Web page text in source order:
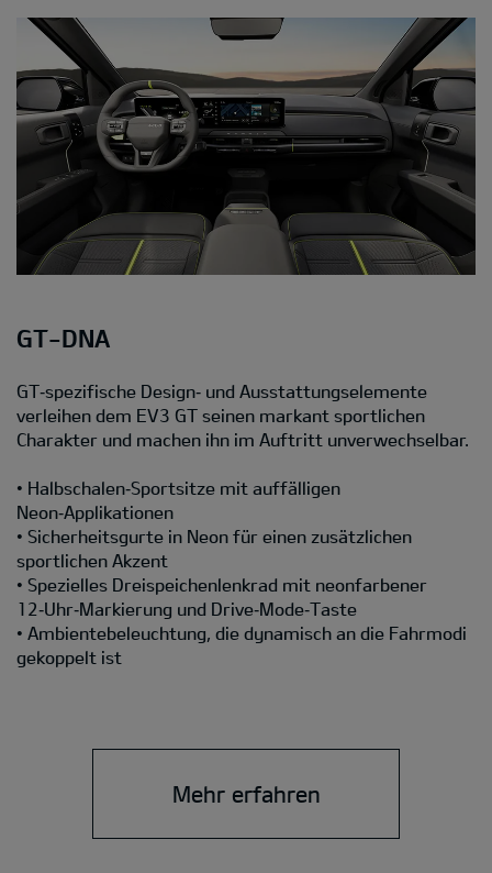
GT-DNA
GT‑spezifische Design‑ und Ausstattungselemente
verleihen dem EV3 GT seinen markant sportlichen
Charakter und machen ihn im Auftritt unverwechselbar.
• Halbschalen‑Sportsitze mit auffälligen
Neon‑Applikationen
• Sicherheitsgurte in Neon für einen zusätzlichen
sportlichen Akzent
• Spezielles Dreispeichenlenkrad mit neonfarbener
12‑Uhr‑Markierung und Drive‑Mode‑Taste
• Ambientebeleuchtung, die dynamisch an die Fahrmodi
gekoppelt ist
Mehr erfahren